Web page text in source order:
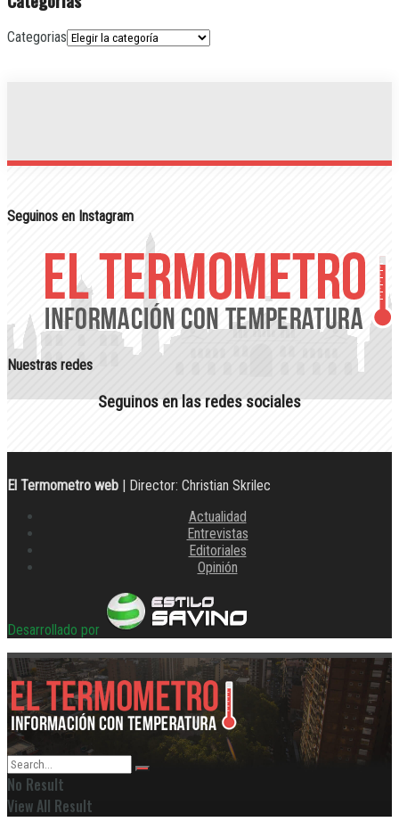
Categorias
Seguinos en Instagram
Nuestras redes
Seguinos en las redes sociales
El Termometro web | Director: Christian Skrilec
Actualidad
Entrevistas
Editoriales
Opinión
Desarrollado por
No Result
View All Result